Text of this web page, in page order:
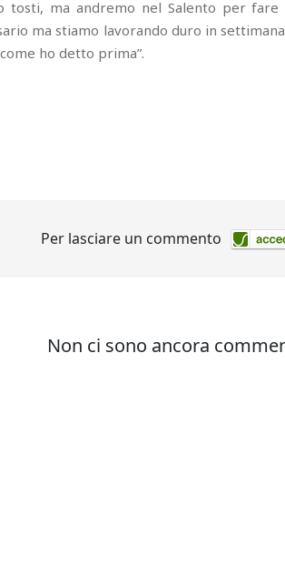
tosti, ma andremo nel Salento per
ma stiamo lavorando duro in
ho detto prima”.